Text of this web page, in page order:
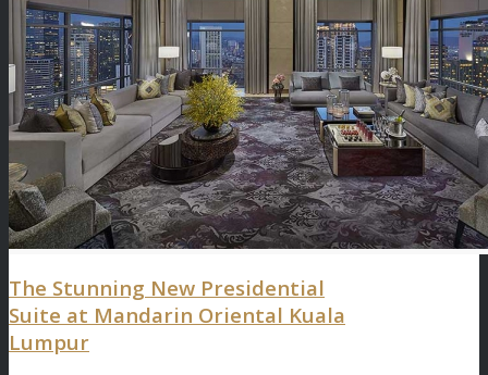
The Stunning New Presidential
Suite at Mandarin Oriental Kuala
Lumpur